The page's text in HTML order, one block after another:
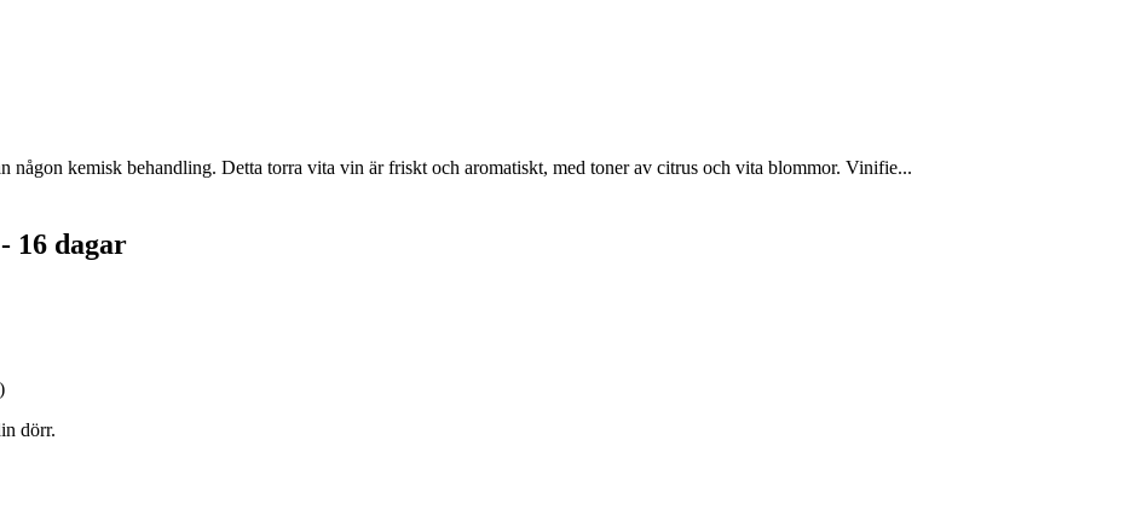
någon kemisk behandling. Detta torra vita vin är friskt och aromatiskt, med toner av citrus och vita blommor. Vinifie...
16 dagar
dörr.